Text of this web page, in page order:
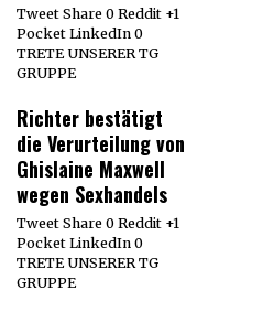
Tweet Share 0 Reddit +1
Pocket LinkedIn 0
TRETE UNSERER TG
GRUPPE
Richter bestätigt
die Verurteilung von
Ghislaine Maxwell
wegen Sexhandels
Tweet Share 0 Reddit +1
Pocket LinkedIn 0
TRETE UNSERER TG
GRUPPE